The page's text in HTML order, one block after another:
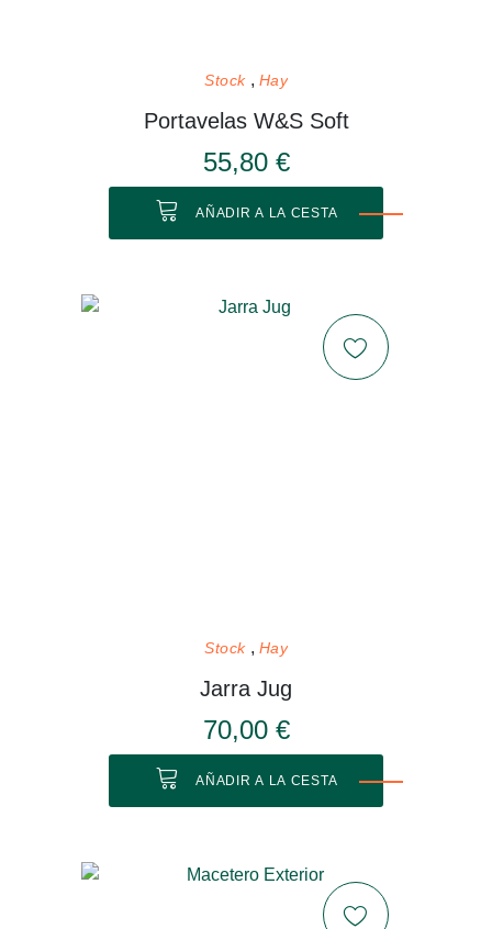
Stock Hay
Portavelas W&S Soft
55,80 €
AÑADIR A LA CESTA
Stock Hay
Jarra Jug
70,00 €
AÑADIR A LA CESTA